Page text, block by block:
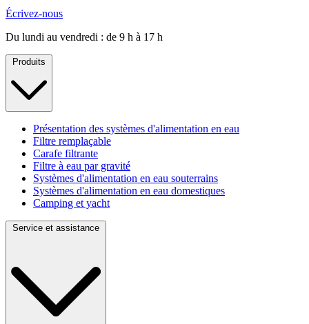
Écrivez-nous
Du lundi au vendredi : de 9 h à 17 h
Produits
Présentation des systèmes d'alimentation en eau
Filtre remplaçable
Carafe filtrante
Filtre à eau par gravité
Systèmes d'alimentation en eau souterrains
Systèmes d'alimentation en eau domestiques
Camping et yacht
Service et assistance